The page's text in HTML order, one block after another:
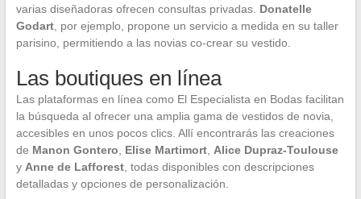
varias diseñadoras ofrecen consultas privadas. Donatelle
Godart, por ejemplo, propone un servicio a medida en su taller
parisino, permitiendo a las novias co-crear su vestido.
Las boutiques en línea
Las plataformas en línea como El Especialista en Bodas facilitan
la búsqueda al ofrecer una amplia gama de vestidos de novia,
accesibles en unos pocos clics. Allí encontrarás las creaciones
de Manon Gontero Elise Martimort, Alice Dupraz-Toulouse
y Anne de Lafforest, todas disponibles con descripciones
detalladas y opciones de personalización.